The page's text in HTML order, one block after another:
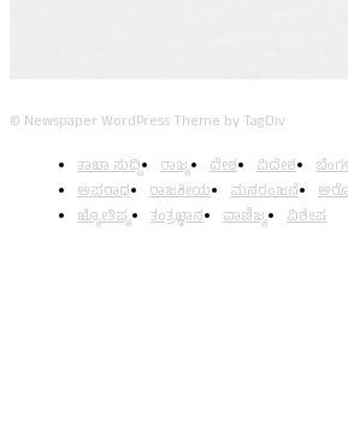
© Newspaper WordPress Theme by TagDiv
ತಾಜಾ ಸುದ್ದಿ
ರಾಜ್ಯ ದೇಶ ವಿದೇಶ
ಅಪರಾಧ
ರಾಜಕೀಯ ಮನರಂಜನೆ
ಜ್ಯೋತಿಷ್ಯ
ತಂತ್ರಜ್ಞಾನ ವಾಣಿಜ್ಯ ವಿಶೇಷ